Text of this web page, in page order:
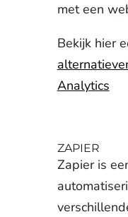
met een
Bekijk hier
Analytics
ZAPIER
Zapier is